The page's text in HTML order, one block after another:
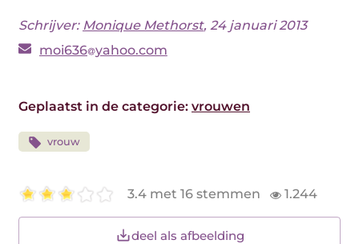
Schrijver: Monique Methorst, 24 januari 2013
moi636 yahoo.com
Geplaatst in de categorie: vrouwen
vrouw
3.4 met 16 stemmen 1.244
deel als afbeelding